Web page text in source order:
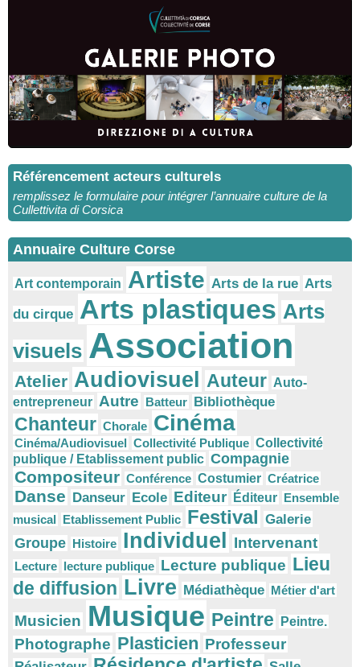
Référencement acteurs culturels
remplissez le formulaire pour intégrer l’annuaire culture de la
Cullettivita di Corsica
Annuaire Culture Corse
Art contemporain Artiste Arts de la rue Arts
du cirque Arts plastiques Arts
visuels Association
Atelier Audiovisuel Auteur Auto-
entrepreneur Autre Batteur Bibliothèque
Chanteur Chorale Cinéma
Cinéma/Audiovisuel Collectivité Publique Collectivité
publique / Etablissement public Compagnie
Compositeur Conférence Costumier Créatrice
Danse Danseur Ecole Editeur Éditeur Ensemble
musical Etablissement Public Festival Galerie
Groupe Histoire Individuel Intervenant
Lecture lecture publique Lecture publique Lieu
de diffusion Livre Médiathèque Métier d'art
Musicien Musique Peintre Peintre.
Photographe Plasticien Professeur